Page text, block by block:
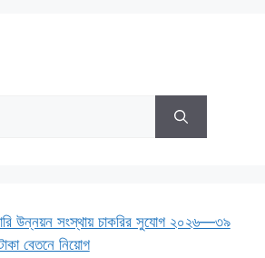
উন্নয়ন সংস্থায় চাকরির সুযোগ ২০২৬—৩৯
বেতনে নিয়োগ